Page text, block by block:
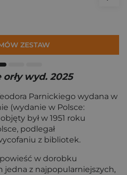
ZESTAW
wyd. 2025
Parnickiego wydana w
(wydanie w Polsce:
był w 1951 roku
podlegał
z bibliotek.
w dorobku
jedna z najpopularniejszych,